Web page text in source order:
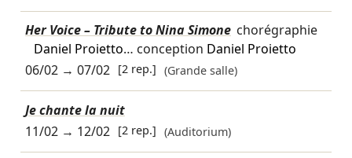
Her Voice – Tribute to Nina Simone chorégraphie
Daniel Proietto… conception Daniel Proietto
06/02→ 07/02 [2 rep.] (Grande salle)
Je chante la nuit
11/02→ 12/02 [2 rep.] (Auditorium)